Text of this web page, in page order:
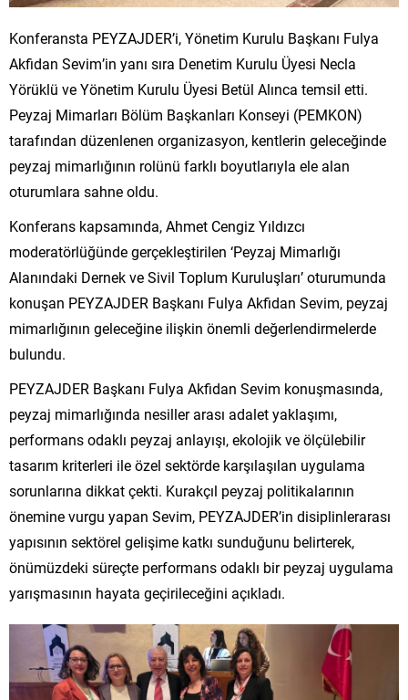
Konferansta PEYZAJDER’i, Yönetim Kurulu Başkanı Fulya
Akfidan Sevim’in yanı sıra Denetim Kurulu Üyesi Necla
Yörüklü ve Yönetim Kurulu Üyesi Betül Alınca temsil etti.
Peyzaj Mimarları Bölüm Başkanları Konseyi (PEMKON)
tarafından düzenlenen organizasyon, kentlerin geleceğinde
peyzaj mimarlığının rolünü farklı boyutlarıyla ele alan
oturumlara sahne oldu.
Konferans kapsamında, Ahmet Cengiz Yıldızcı
moderatörlüğünde gerçekleştirilen ‘Peyzaj Mimarlığı
Alanındaki Dernek ve Sivil Toplum Kuruluşları’ oturumunda
konuşan PEYZAJDER Başkanı Fulya Akfidan Sevim, peyzaj
mimarlığının geleceğine ilişkin önemli değerlendirmelerde
bulundu.
PEYZAJDER Başkanı Fulya Akfidan Sevim konuşmasında,
peyzaj mimarlığında nesiller arası adalet yaklaşımı,
performans odaklı peyzaj anlayışı, ekolojik ve ölçülebilir
tasarım kriterleri ile özel sektörde karşılaşılan uygulama
sorunlarına dikkat çekti. Kurakçıl peyzaj politikalarının
önemine vurgu yapan Sevim, PEYZAJDER’in disiplinlerarası
yapısının sektörel gelişime katkı sunduğunu belirterek,
önümüzdeki süreçte performans odaklı bir peyzaj uygulama
yarışmasının hayata geçirileceğini açıkladı.